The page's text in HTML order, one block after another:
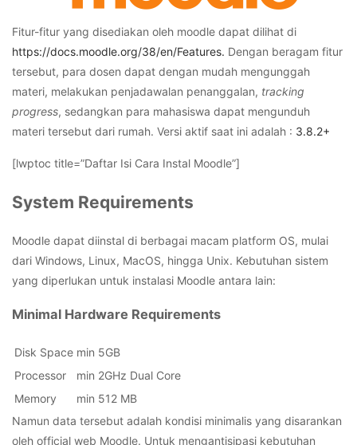
Fitur-fitur yang disediakan oleh moodle dapat dilihat di
https://docs.moodle.org/38/en/Features. Dengan beragam fitur
tersebut, para dosen dapat dengan mudah mengunggah
materi, melakukan penjadawalan penanggalan, tracking
progress, sedangkan para mahasiswa dapat mengunduh
materi tersebut dari rumah. Versi aktif saat ini adalah : 3.8.2+
[lwptoc title=”Daftar Isi Cara Instal Moodle”]
System Requirements
Moodle dapat diinstal di berbagai macam platform OS, mulai
dari Windows, Linux, MacOS, hingga Unix. Kebutuhan sistem
yang diperlukan untuk instalasi Moodle antara lain:
Minimal Hardware Requirements
Disk Space min 5GB
Processor
min 2GHz Dual Core
Memory
min 512 MB
Namun data tersebut adalah kondisi minimalis yang disarankan
oleh official web Moodle. Untuk mengantisipasi kebutuhan